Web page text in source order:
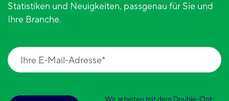
Statistiken und Neuigkeiten, passgenau für Sie und
Ihre Branche.